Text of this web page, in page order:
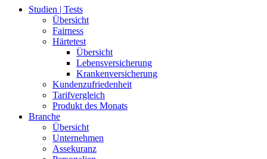
Studien | Tests
Übersicht
Fairness
Härtetest
Übersicht
Lebensversicherung
Krankenversicherung
Kundenzufriedenheit
Tarifvergleich
Produkt des Monats
Branche
Übersicht
Unternehmen
Assekuranz